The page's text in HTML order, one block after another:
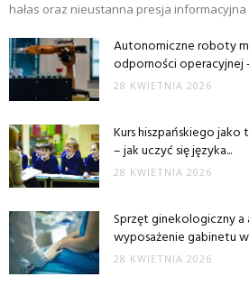
hałas oraz nieustanna presja informacyjna
Autonomiczne roboty
odporności operacyjnej
28 KWIETNIA 2026
Kurs hiszpańskiego jako
– jak uczyć się języka...
28 KWIETNIA 2026
Sprzęt ginekologiczny a
wyposażenie gabinetu
28 KWIETNIA 2026